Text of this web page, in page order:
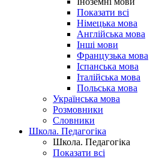
Показати всі
Німецька мова
Англійська мова
Інші мови
Французька мова
Іспанська мова
Італійська мова
Польська мова
Українська мова
Розмовники
Словники
Школа. Педагогіка
Школа. Педагогіка
Показати всі